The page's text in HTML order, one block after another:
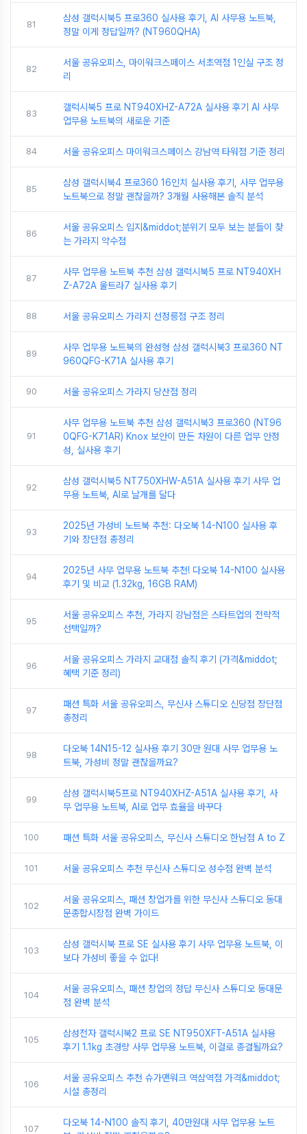
81
삼성 갤럭시북5 프로360 실사용 후기, AI 사무용 노트북,
정말 이게 정답일까? (NT960QHA)
82
서울 공유오피스, 마이워크스페이스 서초역점 1인실 구조 정
리
83
갤럭시북5 프로 NT940XHZ-A72A 실사용 후기 AI 사무
업무용 노트북의 새로운 기준
84 서울 공유오피스 마이워크스페이스 강남역 타워점 기준 정리
85
삼성 갤럭시북4 프로360 16인치 실사용 후기, 사무 업무용
노트북으로 정말 괜찮을까? 3개월 사용해본 솔직 분석
86
서울 공유오피스 입지&middot;분위기 모두 보는 분들이 찾
는 가라지 약수점
87
사무 업무용 노트북 추천 삼성 갤럭시북5 프로 NT940XH
Z-A72A 울트라7 실사용 후기
88 서울 공유오피스 가라지 선정릉점 구조 정리
89
사무 업무용 노트북의 완성형 삼성 갤럭시북3 프로360 NT
960QFG-K71A 실사용 후기
90 서울 공유오피스 가라지 당산점 정리
91
사무 업무용 노트북 추천 삼성 갤럭시북3 프로360 (NT96
0QFG-K71AR) Knox 보안이 만든 차원이 다른 업무 안정
성, 실사용 후기
92
삼성 갤럭시북5 NT750XHW-A51A 실사용 후기 사무 업
무용 노트북, AI로 날개를 달다
93
2025년 가성비 노트북 추천: 다오북 14-N100 실사용 후
기와 장단점 총정리
94
2025년 사무 업무용 노트북 추천! 다오북 14-N100 실사용
후기 및 비교 (1.32kg, 16GB RAM)
95
서울 공유오피스 추천, 가라지 강남점은 스타트업의 전략적
선택일까?
96
서울 공유오피스 가라지 교대점 솔직 후기 (가격&middot;
혜택 기준 정리)
97
패션 특화 서울 공유오피스, 무신사 스튜디오 신당점 장단점
총정리
98
다오북 14N15-12 실사용 후기 30만 원대 사무 업무용 노
트북, 가성비 정말 괜찮을까요?
99
삼성 갤럭시북5프로 NT940XHZ-A51A 실사용 후기, 사
무 업무용 노트북, AI로 업무 효율을 바꾸다
100 패션 특화 서울 공유오피스, 무신사 스튜디오 한남점 A to Z
101 서울 공유오피스 추천 무신사 스튜디오 성수점 완벽 분석
102
서울 공유오피스, 패션 창업가를 위한 무신사 스튜디오 동대
문종합시장점 완벽 가이드
103
삼성 갤럭시북 프로 SE 실사용 후기 사무 업무용 노트북, 이
보다 가성비 좋을 수 없다!
104
서울 공유오피스, 패션 창업의 정답 무신사 스튜디오 동대문
점 완벽 분석
105
삼성전자 갤럭시북2 프로 SE NT950XFT-A51A 실사용
후기 1.1kg 초경량 사무 업무용 노트북, 이걸로 종결될까요?
106
서울 공유오피스 추천 슈가맨워크 역삼역점 가격&middot;
시설 총정리
107
다오북 14-N100 솔직 후기, 40만원대 사무 업무용 노트